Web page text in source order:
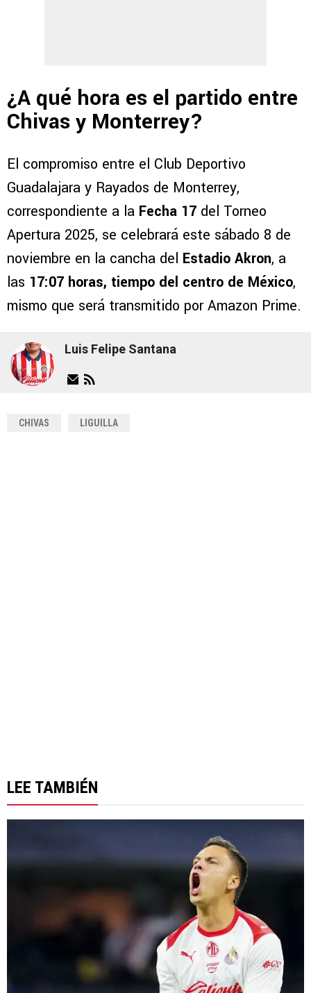
¿A qué hora es el partido entre
Chivas y Monterrey?
El compromiso entre el Club Deportivo
Guadalajara y Rayados de Monterrey,
correspondiente a la Fecha 17 del Torneo
Apertura 2025, se celebrará este sábado 8 de
noviembre en la cancha del Estadio Akron, a
las 17:07 horas, tiempo del centro de México,
mismo que será transmitido por Amazon Prime.
Luis Felipe Santana
CHIVAS LIGUILLA
LEE TAMBIÉN